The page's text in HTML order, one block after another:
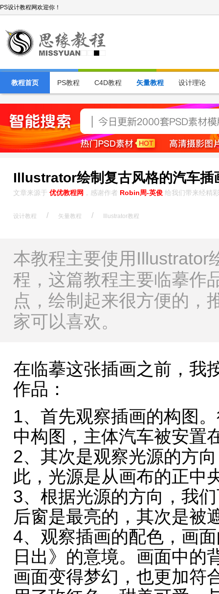
PS设计教程网欢迎你！
教程首页 PS教程 C4D教程 矢量教程 设计理论
Illustrator绘制复古风格的汽车插
文章来源于 优优教程网 ，感谢作者 Robin周-英俊 给我们带来经精
设计教程 / 矢量教程 / Illustrator教程
本教程主要使用Illustrator
程，这篇教程主要临摹作
点，绘制起来很方便的，
家可以喜欢。
在临摹这张插画之前，我
作品：
1、首先观察插画的构图
中构图，主体汽车被安置
2、其次是观察光源的方
此，光源是从画布的正中
3、根据光源的方向，我
后窗是最亮的，其次是被
4、观察插画的配色，画
日出》的意境。画面中的
画面变得梦幻，也更加符